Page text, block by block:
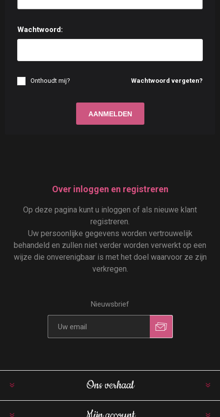
Wachtwoord:
Wachtwoord vergeten?
Onthoudt mij?
Over inloggen en registreren
Op deze pagina kunt u inloggen of als nieuwe klant
registreren.
Uw persoonlijke gegevens worden vertrouwelijk
behandeld en zullen niet verder worden verwerkt op een
wijze die onverenigbaar is met het doel waarvoor ze zijn
verkregen.
Nieuwsbrief
Ons verhaal